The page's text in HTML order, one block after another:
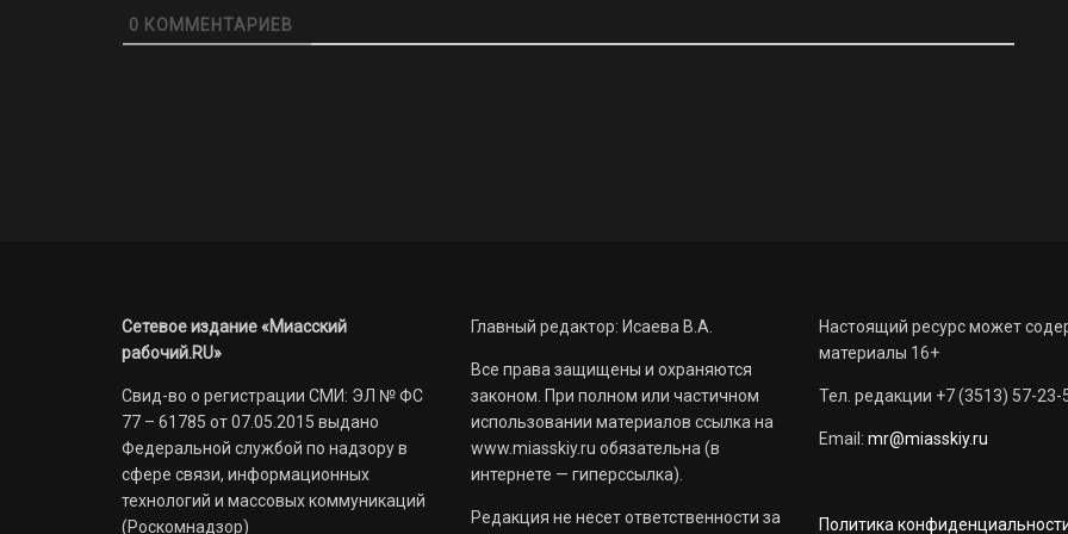
0 КОММЕНТАРИЕВ
Сетевое издание «Миасский
рабочий.RU»
Свид-во о регистрации СМИ: ЭЛ № ФС
77 – 61785 от 07.05.2015 выдано
Федеральной службой по надзору в
сфере связи, информационных
технологий и массовых коммуникаций
(Роскомнадзор)
Главный редактор: Исаева В.А.
Все права защищены и охраняются
законом. При полном или частичном
использовании материалов ссылка на
www.miasskiy.ru обязательна (в
интернете — гиперссылка).
Редакция не несет ответственности за
Настоящий ресурс может
материалы 16+
Тел. редакции +7 (3513) 57-23-
Email: mr@miasskiy.ru
Политика